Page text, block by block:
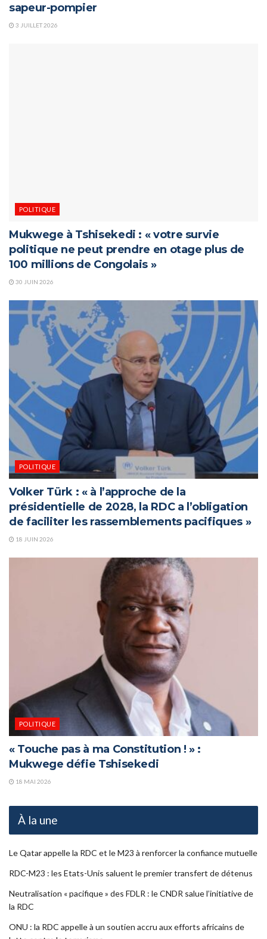
sapeur-pompier
3 JUILLET 2026
POLITIQUE
Mukwege à Tshisekedi : « votre survie
politique ne peut prendre en otage plus de
100 millions de Congolais »
30 JUIN 2026
POLITIQUE
Volker Türk : « à l’approche de la
présidentielle de 2028, la RDC a l’obligation
de faciliter les rassemblements pacifiques »
18 JUIN 2026
POLITIQUE
« Touche pas à ma Constitution ! » :
Mukwege défie Tshisekedi
18 MAI 2026
À la une
Le Qatar appelle la RDC et le M23 à renforcer la confiance mutuelle
RDC-M23 : les Etats-Unis saluent le premier transfert de détenus
Neutralisation « pacifique » des FDLR : le CNDR salue l’initiative de
la RDC
ONU : la RDC appelle à un soutien accru aux efforts africains de